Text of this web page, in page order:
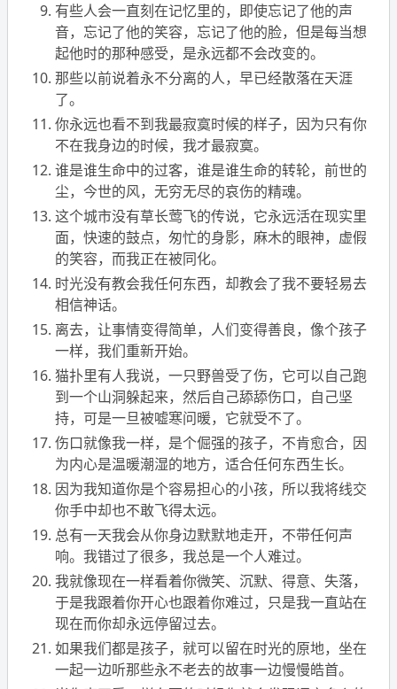
有些人会一直刻在记忆里的，即使忘记了他的声
音，忘记了他的笑容，忘记了他的脸，但是每当想
起他时的那种感受，是永远都不会改变的。
那些以前说着永不分离的人，早已经散落在天涯
了。
你永远也看不到我最寂寞时候的样子，因为只有你
不在我身边的时候，我才最寂寞。
谁是谁生命中的过客，谁是谁生命的转轮，前世的
尘，今世的风，无穷无尽的哀伤的精魂。
这个城市没有草长莺飞的传说，它永远活在现实里
面，快速的鼓点，匆忙的身影，麻木的眼神，虚假
的笑容，而我正在被同化。
时光没有教会我任何东西，却教会了我不要轻易去
相信神话。
离去，让事情变得简单，人们变得善良，像个孩子
一样，我们重新开始。
猫扑里有人我说，一只野兽受了伤，它可以自己跑
到一个山洞躲起来，然后自己舔舔伤口，自己坚
持，可是一旦被嘘寒问暖，它就受不了。
伤口就像我一样，是个倔强的孩子，不肯愈合，因
为内心是温暖潮湿的地方，适合任何东西生长。
因为我知道你是个容易担心的小孩，所以我将线交
你手中却也不敢飞得太远。
总有一天我会从你身边默默地走开，不带任何声
响。我错过了很多，我总是一个人难过。
我就像现在一样看着你微笑、沉默、得意、失落，
于是我跟着你开心也跟着你难过，只是我一直站在
现在而你却永远停留过去。
如果我们都是孩子，就可以留在时光的原地，坐在
一起一边听那些永不老去的故事一边慢慢皓首。